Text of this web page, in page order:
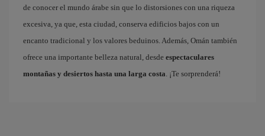
de conocer el mundo árabe sin que lo distorsiones con una riqueza
excesiva, ya que, esta ciudad, conserva edificios bajos con un
encanto tradicional y los valores beduinos. Además, Omán también
ofrece una importante belleza natural, desde espectaculares
montañas y desiertos hasta una larga costa . ¡Te sorprenderá!